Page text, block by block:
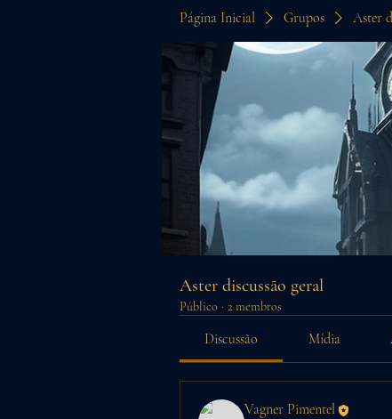
Página Inicial Grupos Aster
Aster discussão geral
Público · 2 membros
Discussão Mídia
Vagner Pimentel